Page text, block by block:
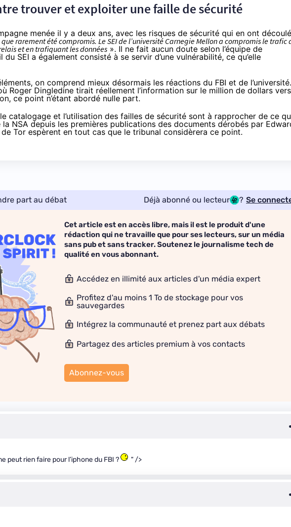
trouver et exploiter une faille de sécurité
menée il y a deux ans, avec les risques de sécurité qui en ont
que rarement été compromis. Le SEI de l’université Carnegie Mellon a compromis le trafic
et en trafiquant les données ». Il ne fait aucun doute selon l’équipe de
SEI a également consisté à se servir d’une vulnérabilité, ce qu’elle
on comprend mieux désormais les réactions du FBI et de l’université.
Roger Dingledine tirait réellement l’information sur le million de dollars
ce point n’étant abordé nulle part.
catalogage et l’utilisation des failles de sécurité sont à rapprocher de ce
la NSA depuis les premières publications des documents dérobés par
Tor espèrent en tout cas que le tribunal considèrera ce point.
part au débat Déjà abonné ou lecteur ? Se
Cet article est en accès libre, mais il est le produit d'une
rédaction qui ne travaille que pour ses lecteurs, sur un média
sans pub et sans tracker. Soutenez le journalisme tech de
qualité en vous abonnant.
Accédez en illimité aux articles d'un média expert
Profitez d'au moins 1 To de stockage pour vos
sauvegardes
Intégrez la communauté et prenez part aux débats
Partagez des articles premium à vos contacts
Abonnez-vous
peut rien faire pour l’iphone du FBI ? " />